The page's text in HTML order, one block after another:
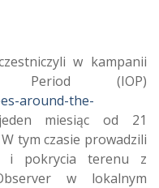
w kampanii
Period (IOP)
around-the-
miesiąc od 21
tym czasie prowadzili
i pokrycia terenu z
w lokalnym